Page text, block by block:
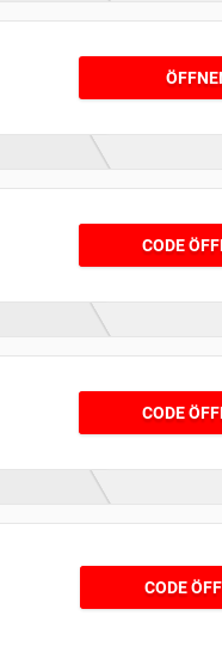
CODE
CODE
CODE